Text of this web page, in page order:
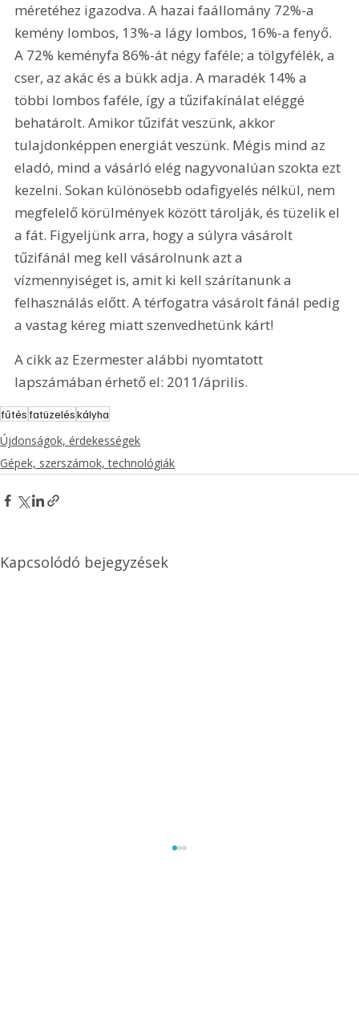
méretéhez igazodva. A hazai faállomány 72%-a
kemény lombos, 13%-a lágy lombos, 16%-a fenyő.
A 72% keményfa 86%-át négy faféle; a tölgyfélék, a
cser, az akác és a bükk adja. A maradék 14% a
többi lombos faféle, így a tűzifakínálat eléggé
behatárolt. Amikor tűzifát veszünk, akkor
tulajdonképpen energiát veszünk. Mégis mind az
eladó, mind a vásárló elég nagyvonalúan szokta ezt
kezelni. Sokan különösebb odafigyelés nélkül, nem
megfelelő körülmények között tárolják, és tüzelik el
a fát. Figyeljünk arra, hogy a súlyra vásárolt
tűzifánál meg kell vásárolnunk azt a
vízmennyiséget is, amit ki kell szárítanunk a
felhasználás előtt. A térfogatra vásárolt fánál pedig
a vastag kéreg miatt szenvedhetünk kárt!
A cikk az Ezermester alábbi nyomtatott
lapszámában érhető el: 2011/április.
fűtésfatüzeléskályha
Újdonságok, érdekességek
Gépek, szerszámok, technológiák
Kapcsolódó bejegyzések